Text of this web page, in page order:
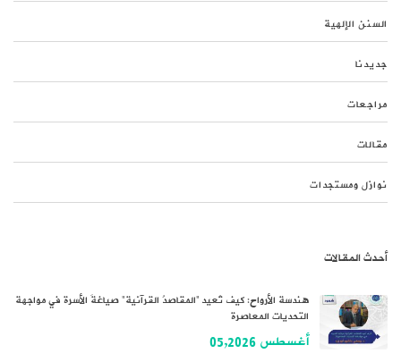
السنن الإلهية
جديدنا
مراجعات
مقالات
نوازل ومستجدات
أحدث المقالات
هندسة الأرواح: كيف تُعيد “المقاصدُ القرآنية” صياغةَ الأسرة في مواجهة
التحديات المعاصرة
أغسطس 05,2026